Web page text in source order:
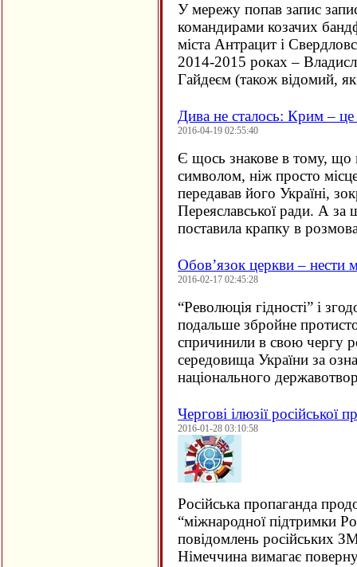
У мережу попав запис
командирами козачих
міста Антрацит і
2014-2015 роках –
Гайдеєм (також відомий,
Дива не сталось: Крим – це
2016-04-19 02:55:40
Є щось знакове в тому, що
символом, ніж просто
передавав його Україні,
Переяславської ради. А за
поставила крапку в
Обов’язок церкви – нести
2016-02-17 02:45:28
“Революція гідності” і
подальше збройне
спричинили в свою чергу
середовища України за
національного
Чергові ілюзії російської
2016-01-28 03:10:58
Російська пропаганда
“міжнародної підтримки
повідомлень російських
Німеччина вимагає